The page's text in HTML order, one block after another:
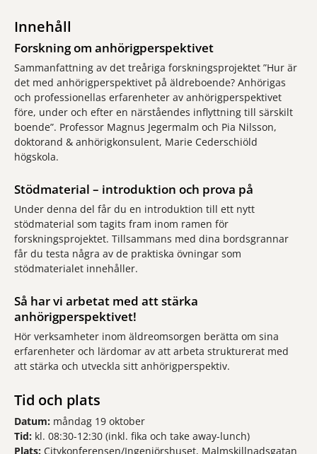
Innehåll
Forskning om anhörigperspektivet
Sammanfattning av det treåriga forskningsprojektet ”Hur är
det med anhörigperspektivet på äldreboende? Anhörigas
och professionellas erfarenheter av anhörigperspektivet
före, under och efter en närståendes inflyttning till särskilt
boende”. Professor Magnus Jegermalm och Pia Nilsson,
doktorand & anhörigkonsulent, Marie Cederschiöld
högskola.
Stödmaterial – introduktion och prova på
Under denna del får du en introduktion till ett nytt
stödmaterial som tagits fram inom ramen för
forskningsprojektet. Tillsammans med dina bordsgrannar
får du testa några av de praktiska övningar som
stödmaterialet innehåller.
Så har vi arbetat med att stärka
anhörigperspektivet!
Hör verksamheter inom äldreomsorgen berätta om sina
erfarenheter och lärdomar av att arbeta strukturerat med
att stärka och utveckla sitt anhörigperspektiv.
Tid och plats
Datum: måndag 19 oktober
Tid: kl. 08:30-12:30 (inkl. fika och take away-lunch)
Plats: Citykonferensen/Ingenjörshuset, Malmskillnadsgatan